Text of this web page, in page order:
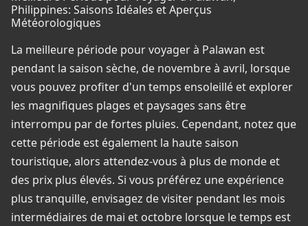
Philippines: Saisons Idéales et Aperçus
Météorologiques
La meilleure période pour voyager à Palawan est
pendant la saison sèche, de novembre à avril, lorsque
vous pouvez profiter d'un temps ensoleillé et explorer
les magnifiques plages et paysages sans être
interrompu par de fortes pluies. Cependant, notez que
cette période est également la haute saison
touristique, alors attendez-vous à plus de monde et
des prix plus élevés. Si vous préférez une expérience
plus tranquille, envisagez de visiter pendant les mois
intermédiaires de mai et octobre lorsque le temps est